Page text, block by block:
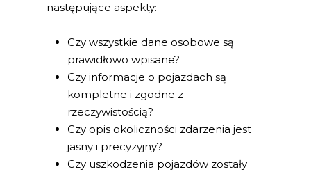
następujące aspekty:
Czy wszystkie dane osobowe są
prawidłowo wpisane?
Czy informacje o pojazdach są
kompletne i zgodne z
rzeczywistością?
Czy opis okoliczności zdarzenia jest
jasny i precyzyjny?
Czy uszkodzenia pojazdów zostały